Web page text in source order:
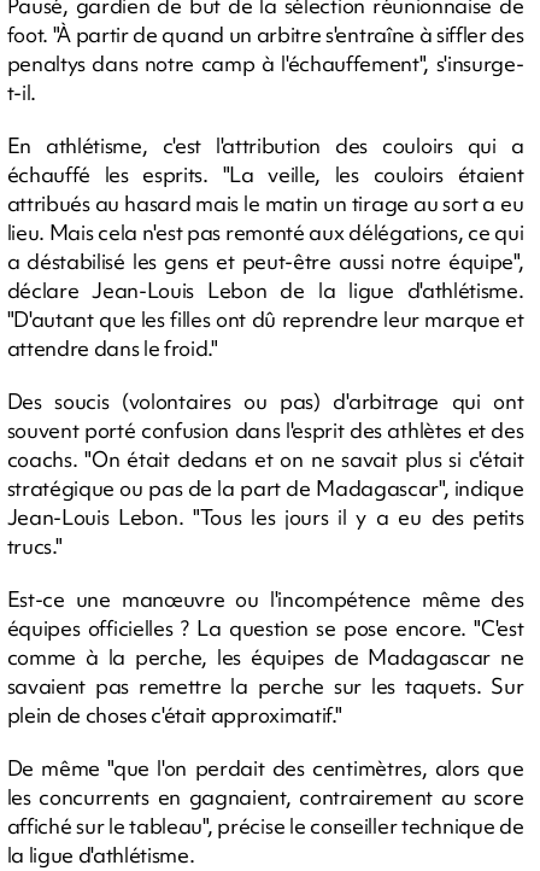
foot. "À partir de quand un arbitre s'entraîne à siffler des
penaltys dans notre camp à l'échauffement", s'insurge-
t-il.
En athlétisme, c'est l'attribution des couloirs qui a
échauffé les esprits. "La veille, les couloirs étaient
attribués au hasard mais le matin un tirage au sort a eu
lieu. Mais cela n'est pas remonté aux délégations, ce qui
a déstabilisé les gens et peut-être aussi notre équipe",
déclare Jean-Louis Lebon de la ligue d'athlétisme.
"D'autant que les filles ont dû reprendre leur marque et
attendre dans le froid."
Des soucis (volontaires ou pas) d'arbitrage qui ont
souvent porté confusion dans l'esprit des athlètes et des
coachs. "On était dedans et on ne savait plus si c'était
stratégique ou pas de la part de Madagascar", indique
Jean-Louis Lebon. "Tous les jours il y a eu des petits
trucs."
Est-ce une manœuvre ou l'incompétence même des
équipes officielles ? La question se pose encore. "C'est
comme à la perche, les équipes de Madagascar ne
savaient pas remettre la perche sur les taquets. Sur
plein de choses c'était approximatif."
De même "que l'on perdait des centimètres, alors que
les concurrents en gagnaient, contrairement au score
affiché sur le tableau", précise le conseiller technique de
la ligue d'athlétisme.